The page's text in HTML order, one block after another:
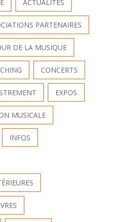
ACTUALITÉS
PARTENAIRES
DE LA MUSIQUE
CONCERTS
EXPOS
MUSICALE
INFOS